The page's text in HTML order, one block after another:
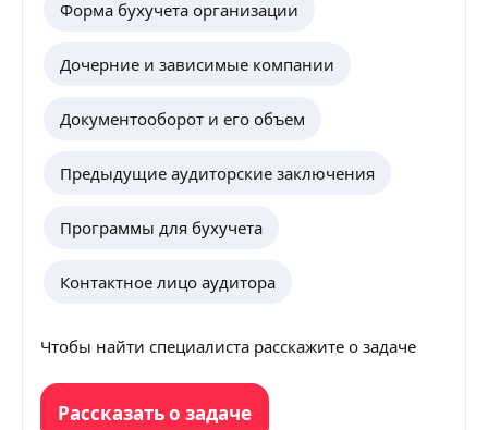
Форма бухучета организации
Дочерние и зависимые компании
Документооборот и его объем
Предыдущие аудиторские заключения
Программы для бухучета
Контактное лицо аудитора
Чтобы найти специалиста расскажите о задаче
Рассказать о задаче